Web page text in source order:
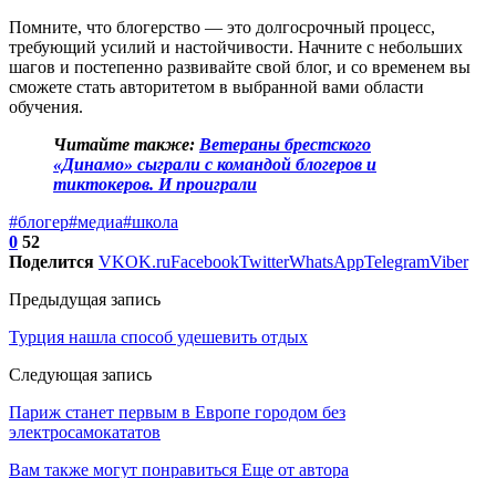
Помните, что блогерство — это долгосрочный процесс,
требующий усилий и настойчивости. Начните с небольших
шагов и постепенно развивайте свой блог, и со временем вы
сможете стать авторитетом в выбранной вами области
обучения.
Читайте также: Ветераны брестского
«Динамо» сыграли с командой блогеров и
тиктокеров. И проиграли
#блогер#медиа#школа
0 52
Поделится VKOK.ruFacebookTwitterWhatsAppTelegramViber
Предыдущая запись
Турция нашла способ удешевить отдых
Следующая запись
Париж станет первым в Европе городом без
электросамокататов
Вам также могут понравиться Еще от автора